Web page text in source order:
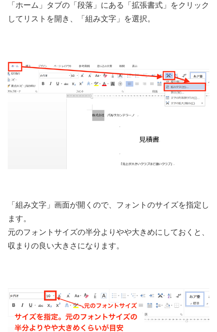
「ホーム」タブの「段落」にある「拡張書式」をクリック
してリストを開き、「組み文字」を選択。
「組み文字」画面が開くので、フォントのサイズを指定し
ます。
元のフォントサイズの半分よりやや大きめにしておくと、
収まりの良い大きさになります。